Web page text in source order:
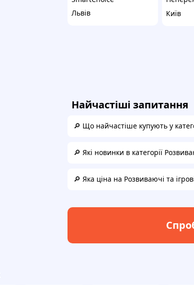
Львів
Київ
Найчастіші запитання
🔎 Що найчастіше купують у
🔎 Які новинки в категорії
🔎 Яка ціна на Розвиваючі та